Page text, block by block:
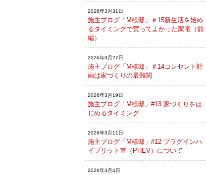
2026年3月31日
施主ブログ「M様邸」＃15新生活を始め
るタイミングで買ってよかった家電（前
編）
2026年3月27日
施主ブログ「M様邸」＃14コンセント計
画は家づくりの最難関
2026年3月19日
施主ブログ「M様邸」#13 家づくりをは
じめるタイミング
2026年3月11日
施主ブログ「M様邸」#12 プラグインハ
イブリット車（PHEV）について
2026年3月4日